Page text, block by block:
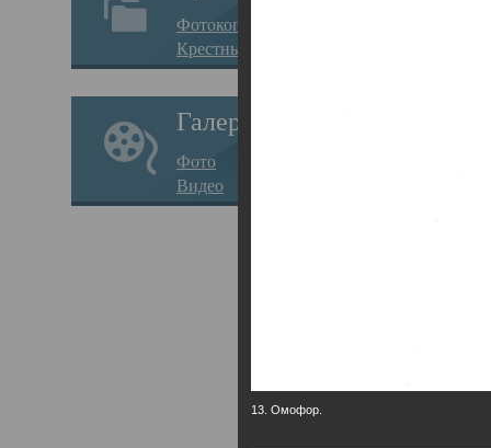
Фотокопии дел
Крестные ходы
Галерея
Фото
Видео
13. Омофор.